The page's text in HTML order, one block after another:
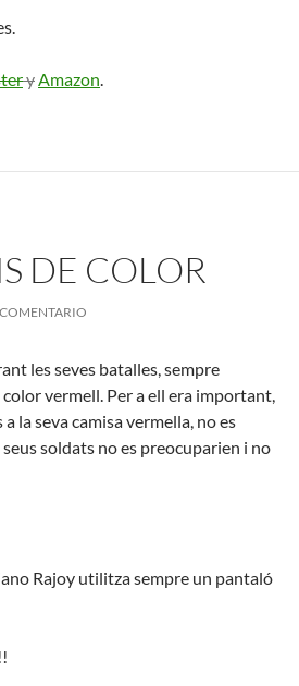
yAmazon.
DE COLOR
les seves batalles, sempre
vermell. Per a ell era important,
la seva camisa vermella, no es
soldats no es preocuparien i no
Rajoy utilitza sempre un pantaló